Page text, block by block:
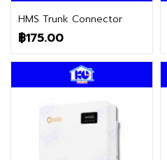
HMS Trunk Connector
฿175.00
ติดต่อฝ่ายขาย